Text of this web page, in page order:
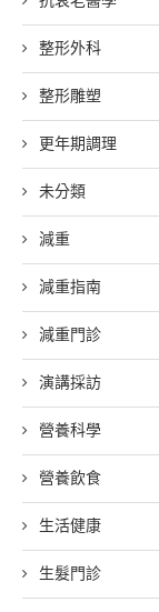
整形外科
整形雕塑
更年期調理
未分類
減重
減重指南
減重門診
演講採訪
營養科學
營養飲食
生活健康
生髮門診